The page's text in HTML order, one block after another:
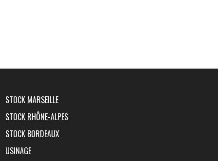
STOCK MARSEILLE
STOCK RHÔNE-ALPES
STOCK BORDEAUX
USINAGE